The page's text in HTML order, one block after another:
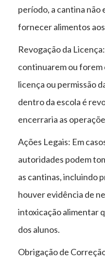
período, a cantina não
fornecer alimentos
Revogação da
continuarem ou forem
licença ou permissão
dentro da escola é
encerraria as
Ações Legais: Em
autoridades podem
as cantinas, incluindo
houver evidência de
intoxicação alimentar
dos alunos.
Obrigação de